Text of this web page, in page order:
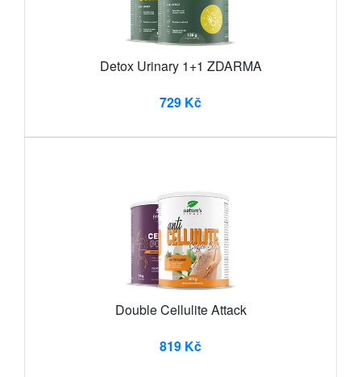
Detox Urinary 1+1 ZDARMA
729 Kč
Double Cellulite Attack
819 Kč